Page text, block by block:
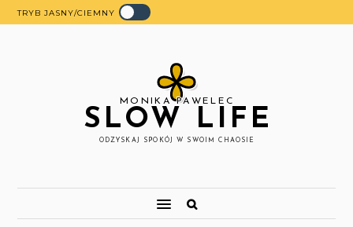
TRYB JASNY/CIEMNY
MONIKA PAWELEC
SLOW LIFE
ODZYSKAJ SPOKÓJ W SWOIM CHAOSIE